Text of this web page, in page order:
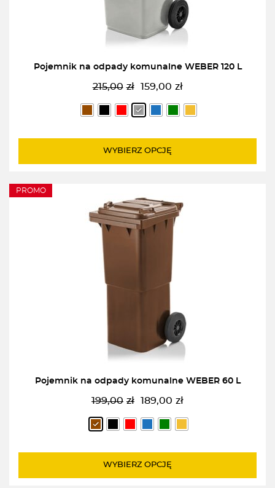
Pojemnik na odpady komunalne WEBER 120 L
215,00 zł
Pierwotna
cena
wynosiła:
159,00 zł
Aktualna
cena
wynosi:
WYBIERZ OPCJĘ
PROMO
Pojemnik na odpady komunalne WEBER 60 L
199,00 zł
Pierwotna
cena
wynosiła:
189,00 zł
Aktualna
cena
wynosi:
WYBIERZ OPCJĘ